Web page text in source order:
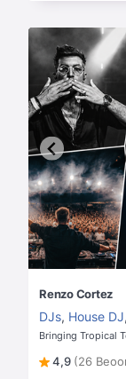
Renzo Cortez
DJs, House DJ,
Bringing Tropical
4,9 (26